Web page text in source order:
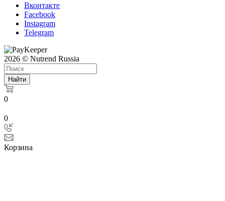
Вконтакте
Facebook
Instagram
Telegram
2026 © Nutrend Russia
Найти
0
0
Корзина